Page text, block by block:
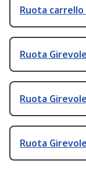
Ruota carrello
Ruota
Ruota
Ruota